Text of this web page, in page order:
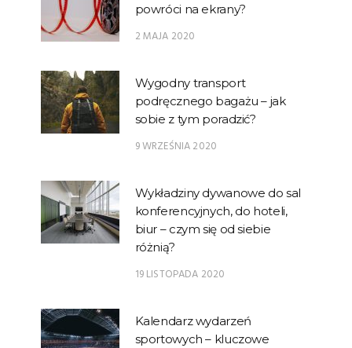
powróci na ekrany?
2 MAJA 2020
Wygodny transport
podręcznego bagażu – jak
sobie z tym poradzić?
9 WRZEŚNIA 2020
Wykładziny dywanowe do sal
konferencyjnych, do hoteli,
biur – czym się od siebie
różnią?
19 LISTOPADA 2020
Kalendarz wydarzeń
sportowych – kluczowe